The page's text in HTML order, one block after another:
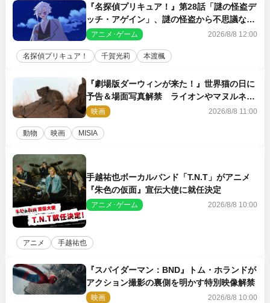
『名探偵プリキュア！』第28話「謎の怪盗デ
ッチ・アゲイン」、謎の怪盗から不思議な予
告状が届く
アニメ･ゲーム 2026/8/8 12:00
名探偵プリキュア！ 千賀光莉 本渡楓
『劇場版ダーウィンが来た！』世界猫の日に
予告＆場面写真解禁 ライオンやマヌルネコ
の赤ちゃんが大集合
映画 2026/8/8 11:00
動物 映画 MISIA
手越祐也ボーカルバンド「T.N.T」がアニメ
『朱色の仮面』宣伝大使に就任決定
アニメ･ゲーム 2026/8/8 10:00
アニメ 手越祐也
『スパイダーマン：BND』トム・ホランドが
アクション撮影の裏側を明かす特別映像解禁
映画 2026/8/8 10:00